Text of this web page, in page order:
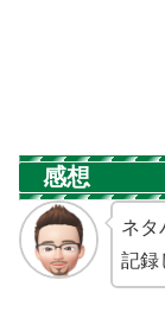
感想
ネタ
記録